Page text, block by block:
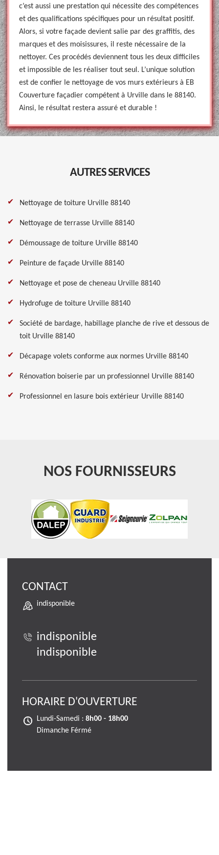
c’est aussi une prestation qui nécessite des compétences
et des qualifications spécifiques pour un résultat positif.
Alors, si votre façade devient salie par des graffitis, des
marques et des moisissures, il reste nécessaire de la
nettoyer. Ces procédés deviennent tous les deux difficiles
et impossible de les réaliser tout seul. L’unique solution
est de confier le nettoyage de vos murs extérieurs à EB
Couverture façadier compétent à Urville dans le 88140.
Ainsi, le résultat restera assuré et durable !
AUTRES SERVICES
Nettoyage de toiture Urville 88140
Nettoyage de terrasse Urville 88140
Démoussage de toiture Urville 88140
Peinture de façade Urville 88140
Nettoyage et pose de cheneau Urville 88140
Hydrofuge de toiture Urville 88140
Société de bardage, habillage planche de rive et dessous de
toit Urville 88140
Décapage volets conforme aux normes Urville 88140
Rénovation boiserie par un professionnel Urville 88140
Professionnel en lasure bois extérieur Urville 88140
NOS FOURNISSEURS
CONTACT
indisponible
indisponible
indisponible
HORAIRE D'OUVERTURE
Lundi-Samedi : 8h00 - 18h00
Dimanche Férmé